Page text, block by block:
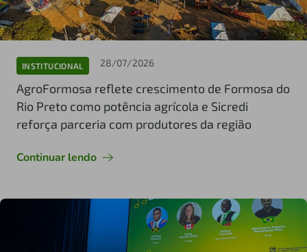
INSTITUCIONAL 28/07/2026
AgroFormosa reflete crescimento de Formosa do
Rio Preto como potência agrícola e Sicredi
reforça parceria com produtores da região
Continuar lendo